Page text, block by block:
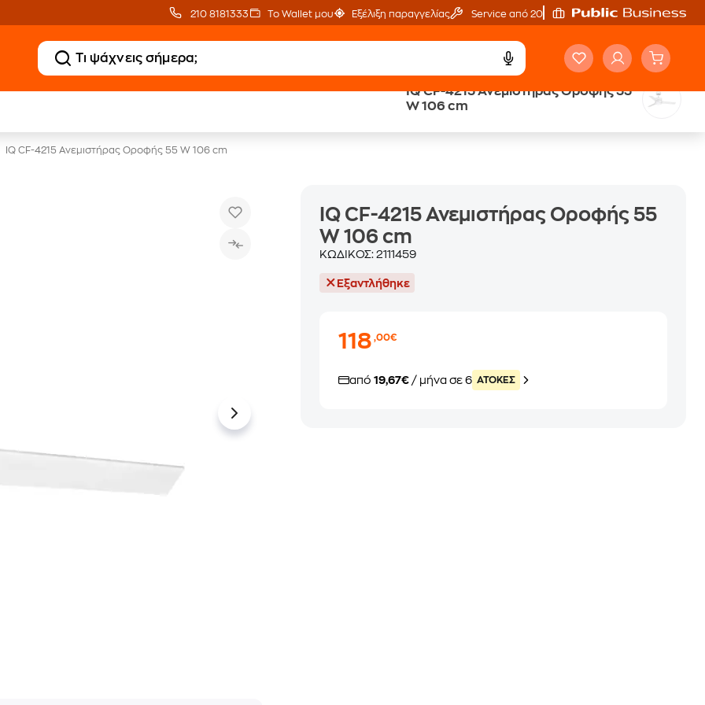
210 8181333 Το Wallet μου Εξέλιξη παραγγελίας Service από 20'
IQ CF-4215 Ανεμιστήρας Οροφής 55
W 106 cm
Άτοκες Δόσεις
IQ CF-4215 Ανεμιστήρας Οροφής 55 W 106 cm
IQ CF-4215 Ανεμιστήρας Οροφής 55
W 106 cm
ΚΩΔΙΚΟΣ:2111459
Εξαντλήθηκε
118,00€
από19,67€ / μήνα σε 6 ATOKEΣ